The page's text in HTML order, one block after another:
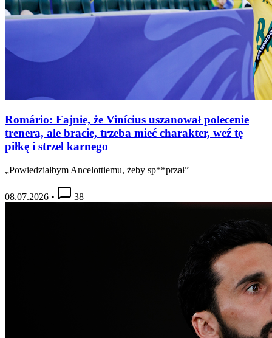
Romário: Fajnie, że Vinícius uszanował polecenie
trenera, ale bracie, trzeba mieć charakter, weź tę
piłkę i strzel karnego
„Powiedziałbym Ancelottiemu, żeby sp**przał”
08.07.2026 • 38